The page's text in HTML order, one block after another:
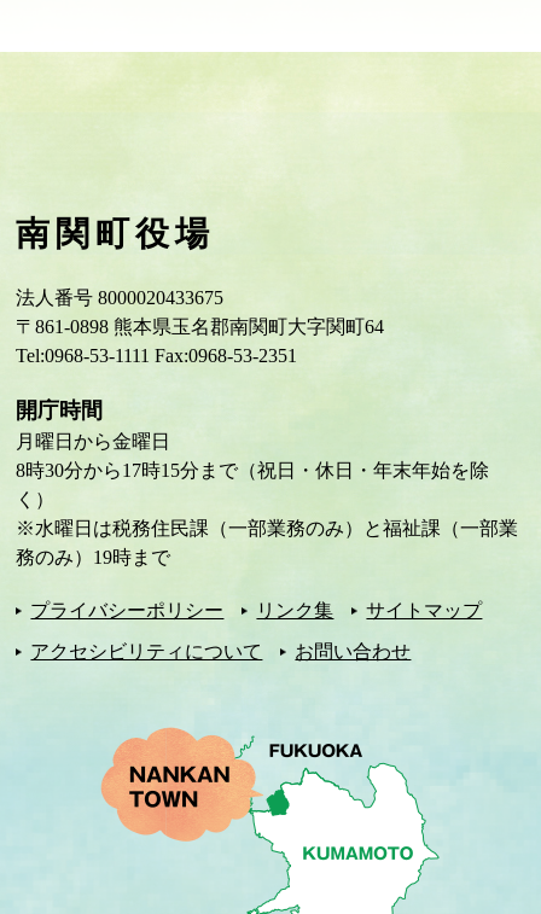
南関町役場
法人番号 8000020433675
〒861-0898 熊本県玉名郡南関町大字関町64
Tel:0968-53-1111 Fax:0968-53-2351
開庁時間
月曜日から金曜日
8時30分から17時15分まで（祝日・休日・年末年始を除
く）
※水曜日は税務住民課（一部業務のみ）と福祉課（一部業
務のみ）19時まで
プライバシーポリシー リンク集
サイトマップ
アクセシビリティについて
お問い合わせ